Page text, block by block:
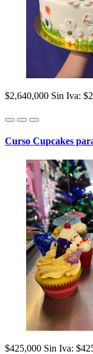
$2,640,000 Sin Iva:
Curso Cupcakes
$425,000 Sin Iva: